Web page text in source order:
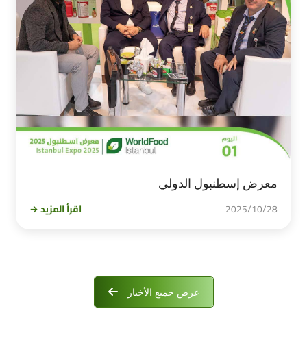
معرض إسطنبول الدولي
2025/10/28 اقرأ المزيد →
عرض جميع الأخبار